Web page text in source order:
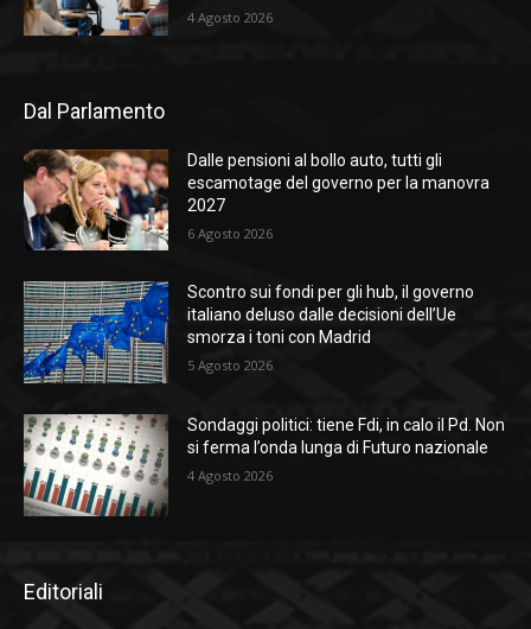
4 Agosto 2026
Dal Parlamento
Dalle pensioni al bollo auto, tutti gli
escamotage del governo per la manovra
2027
6 Agosto 2026
Scontro sui fondi per gli hub, il governo
italiano deluso dalle decisioni dell’Ue
smorza i toni con Madrid
5 Agosto 2026
Sondaggi politici: tiene Fdi, in calo il Pd. Non
si ferma l’onda lunga di Futuro nazionale
4 Agosto 2026
Editoriali